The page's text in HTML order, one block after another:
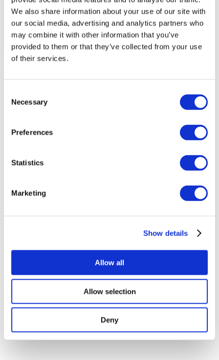
We also share information about your use of our site with
our social media, advertising and analytics partners who
may combine it with other information that you’ve
provided to them or that they’ve collected from your use
of their services.
Selection
Necessary
Preferences
Statistics
Marketing
Show details
Allow all
Allow selection
Deny
Koncerty
Populární hudba